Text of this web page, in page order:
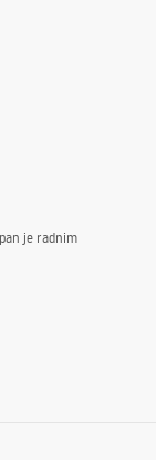
je radnim